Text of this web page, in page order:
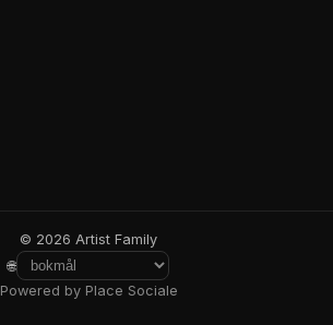
© 2026 Artist Family
🌐
Powered by Place Sociale